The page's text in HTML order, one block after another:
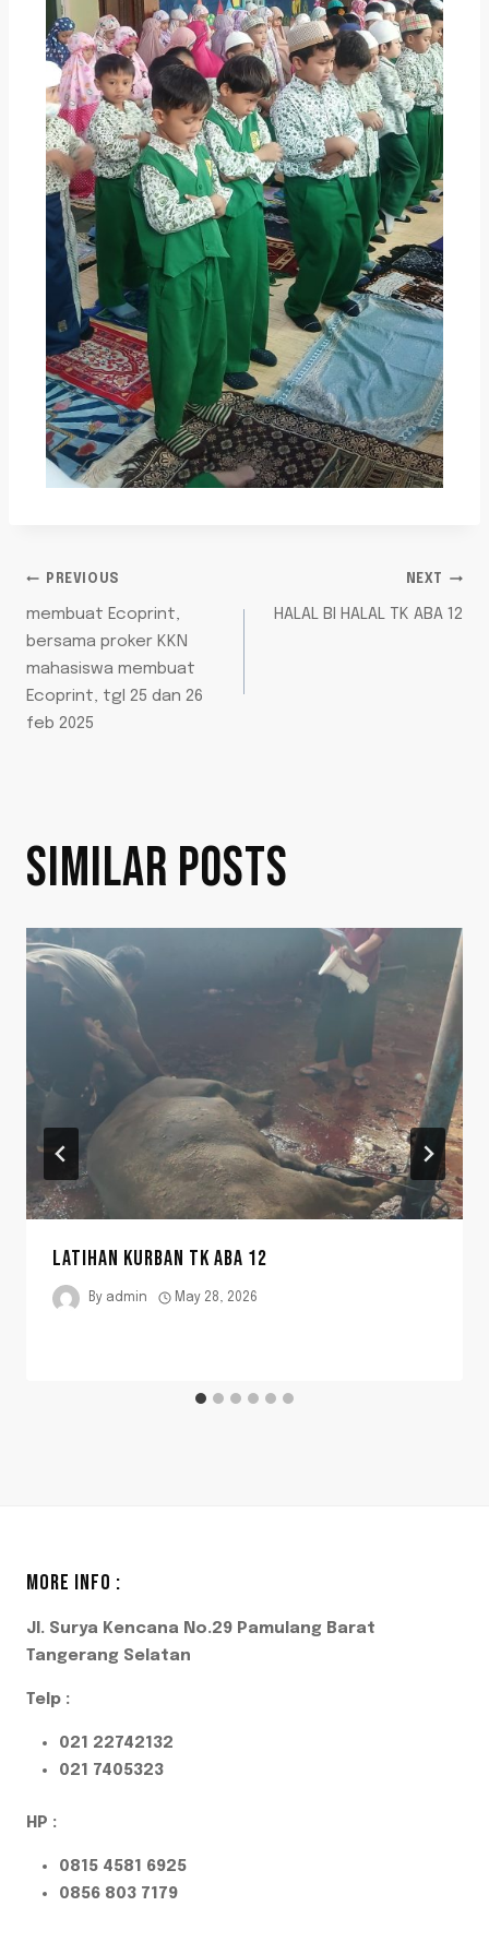
PREVIOUS
membuat Ecoprint,
bersama proker KKN
mahasiswa membuat
Ecoprint, tgl 25 dan 26
feb 2025
NEXT
HALAL BI HALAL TK ABA 12
SIMILAR POSTS
LATIHAN KURBAN TK ABA 12
By admin May 28, 2026
MORE INFO :
Jl. Surya Kencana No.29 Pamulang Barat
Tangerang Selatan
Telp :
021 22742132
021 7405323
HP :
0815 4581 6925
0856 803 7179